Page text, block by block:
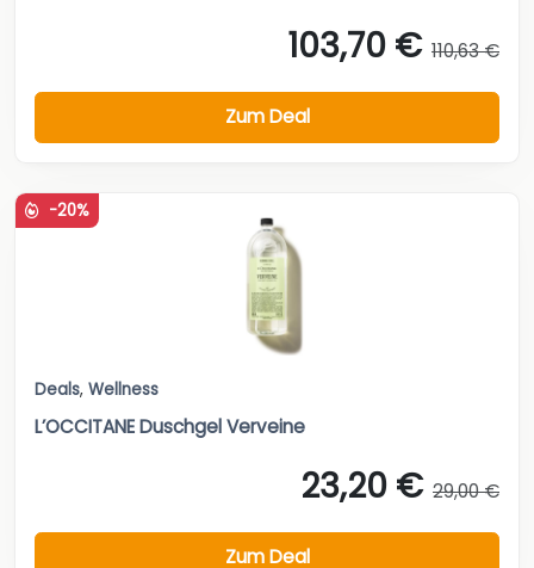
103,70 € 110,63 €
Zum Deal
-20%
Deals, Wellness
L’OCCITANE Duschgel Verveine
23,20 € 29,00 €
Zum Deal